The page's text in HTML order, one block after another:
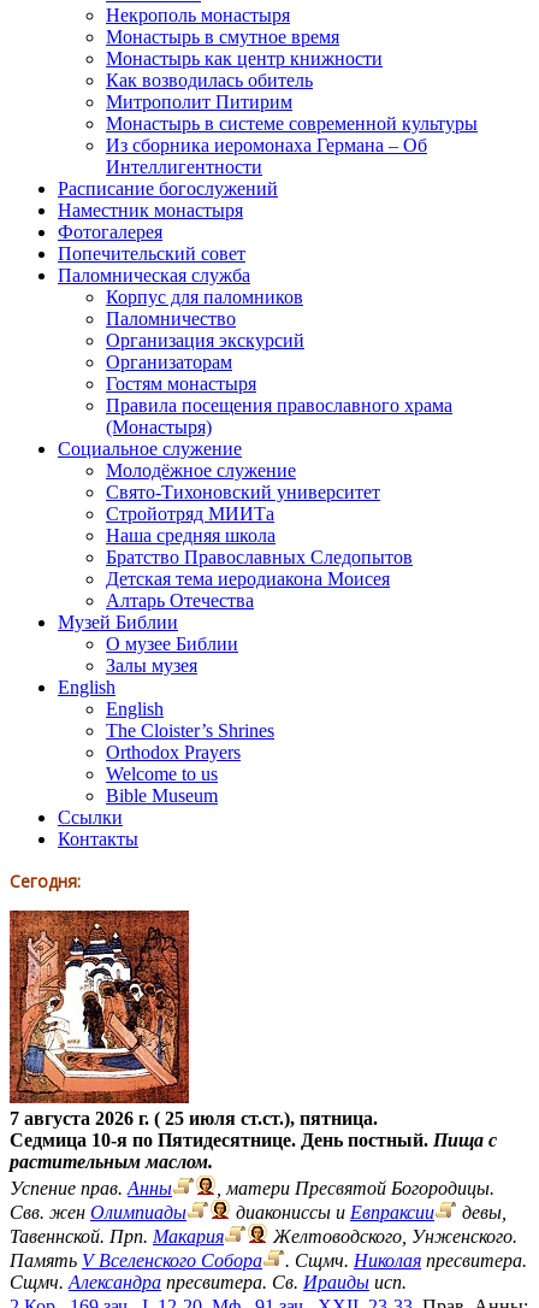
Некрополь монастыря
Монастырь в смутное время
Монастырь как центр книжности
Как возводилась обитель
Митрополит Питирим
Монастырь в системе современной культуры
Из сборника иеромонаха Германа – Об
Интеллигентности
Расписание богослужений
Наместник монастыря
Фотогалерея
Попечительский совет
Паломническая служба
Корпус для паломников
Паломничество
Организация экскурсий
Организаторам
Гостям монастыря
Правила посещения православного храма
(Монастыря)
Социальное служение
Молодёжное служение
Свято-Тихоновский университет
Стройотряд МИИТа
Наша средняя школа
Братство Православных Следопытов
Детская тема иеродиакона Моисея
Алтарь Отечества
Музей Библии
О музее Библии
Залы музея
English
English
The Cloister’s Shrines
Orthodox Prayers
Welcome to us
Bible Museum
Ссылки
Контакты
Сегодня:
7 августа 2026 г. ( 25 июля ст.ст.), пятница.
Седмица 10-я по Пятидесятнице. День постный. Пища с
растительным маслом.
Успение прав. Анны
, матери Пресвятой Богородицы.
Свв. жен Олимпиады диакониссы и Евпраксии
девы,
Тавеннской. Прп. Макария
Желтоводского, Унженского.
Память V Вселенского Собора . Сщмч. Николая пресвитера.
Сщмч. Александра пресвитера. Св. Ираиды исп.